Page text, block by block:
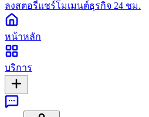
ลงสตอรี่แชร์โมเมนต์ธุรกิจ 24 ชม.
หน้าหลัก
บริการ